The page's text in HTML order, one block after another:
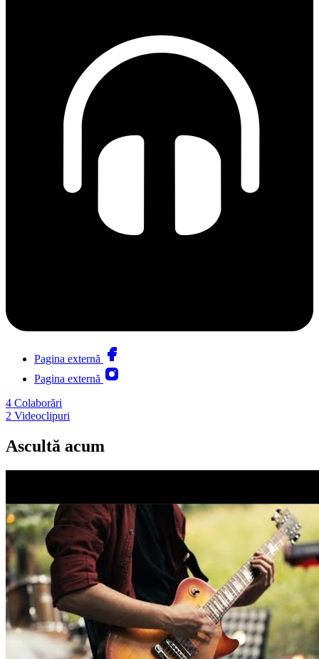
Pagina externă
Pagina externă
4 Colaborări
2 Videoclipuri
Ascultă acum